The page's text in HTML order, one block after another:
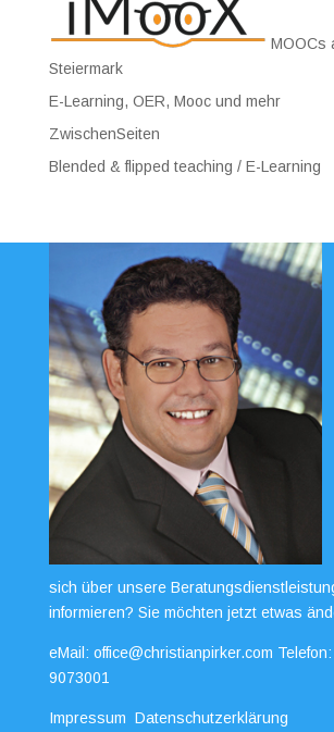
MOOCs
Steiermark
E-Learning, OER, Mooc und mehr
ZwischenSeiten
Blended & flipped teaching / E-Learning
sich über unsere
informieren? Sie möchten jetzt etwas
eMail: office@christianpirker.com Telefon:
9073001
Impressum Datenschutzerklärung